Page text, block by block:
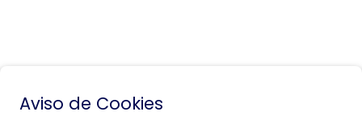
Aviso de Cookies